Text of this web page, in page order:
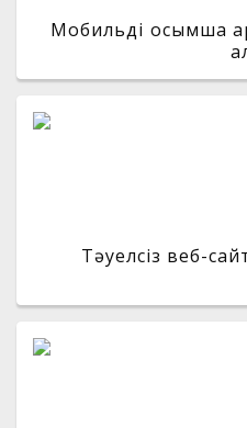
Мобильді қосымша
Тәуелсіз веб-